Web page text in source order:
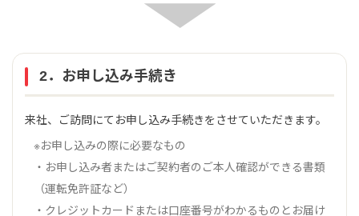
2．お申し込み手続き
来社、ご訪問にてお申し込み手続きをさせていただきます。
※お申し込みの際に必要なもの
・お申し込み者またはご契約者のご本人確認ができる書類
（運転免許証など）
・クレジットカードまたは口座番号がわかるものとお届け